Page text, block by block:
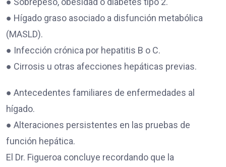
● Hígado graso asociado a disfunción metabólica
(MASLD).
● Infección crónica por hepatitis B o C.
● Cirrosis u otras afecciones hepáticas previas.
● Antecedentes familiares de enfermedades al
hígado.
● Alteraciones persistentes en las pruebas de
función hepática.
El Dr. Figueroa concluye recordando que la